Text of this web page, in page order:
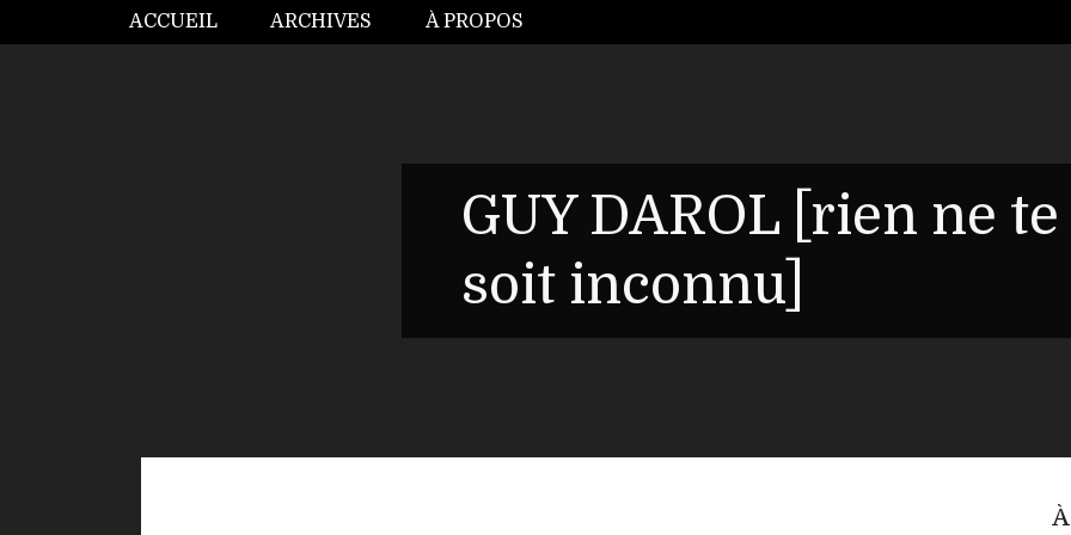
ACCUEIL ARCHIVES À PROPOS
GUY DAROL [rien ne te
soit inconnu]